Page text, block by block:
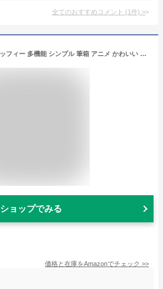
全てのおすすめコメント (1件) >
ペンケース Miffy ミッフィー 多機能 シンプル 筆箱 アニメ かわいい おしゃれ 筆入れ 男の子 女の子 子供 小学生 中学生 高校生 大学生
ショップでみる
価格と在庫をAmazonでチェック >>